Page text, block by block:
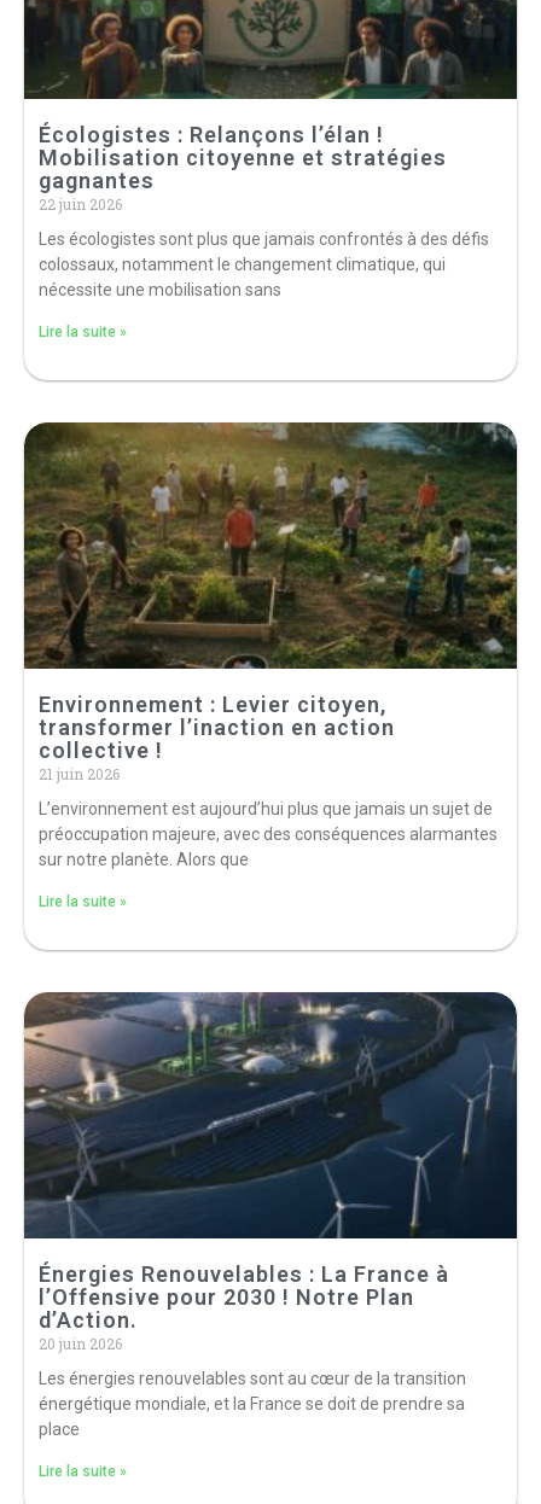
Écologistes : Relançons l’élan !
Mobilisation citoyenne et stratégies
gagnantes
22 juin 2026
Les écologistes sont plus que jamais confrontés à des défis
colossaux, notamment le changement climatique, qui
nécessite une mobilisation sans
Lire la suite »
Environnement : Levier citoyen,
transformer l’inaction en action
collective !
21 juin 2026
L’environnement est aujourd’hui plus que jamais un sujet de
préoccupation majeure, avec des conséquences alarmantes
sur notre planète. Alors que
Lire la suite »
Énergies Renouvelables : La France à
l’Offensive pour 2030 ! Notre Plan
d’Action.
20 juin 2026
Les énergies renouvelables sont au cœur de la transition
énergétique mondiale, et la France se doit de prendre sa
place
Lire la suite »